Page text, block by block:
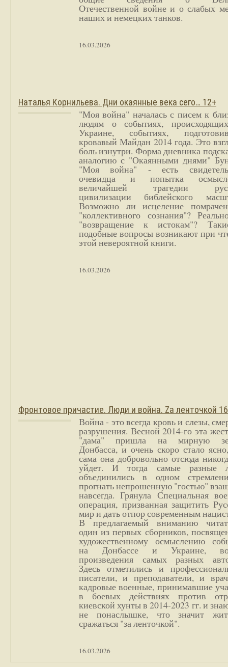
Отечественной войне и о слабых
наших и немецких танков.
16.03.2026
Наталья Корнильева. Дни окаянные века сего… 12+
"Моя война" началась с писем к
людям о событиях,
Украине, событиях,
кровавый Майдан 2014 года. Это
боль изнутри. Форма дневника
аналогию с "Окаянными днями"
"Моя война" - есть
очевидца и попытка
величайшей трагедии
цивилизации библейского
Возможно ли исцеление
"коллективного сознания"?
"возвращение к истокам"?
подобные вопросы возникают при
этой невероятной книги.
16.03.2026
Фронтовое причастие. Люди и война. Zа ленточкой
Война - это всегда кровь и слезы,
разрушения. Весной 2014-го эта
"дама" пришла на мирную
Донбасса, и очень скоро стало
сама она добровольно отсюда
уйдет. И тогда самые разные
объединились в одном
прогнать непрошенную "гостью"
навсегда. Грянула Специальная
операция, призванная защитить
мир и дать отпор современным
В предлагаемый вниманию
один из первых сборников,
художественному осмыслению
на Донбассе и Украине,
произведения самых разных
Здесь отметились и
писатели, и преподаватели, и
кадровые военные, принимавшие
в боевых действиях против
киевской хунты в 2014-2023 гг. и
не понаслышке, что значит
сражаться "за ленточкой".
16.03.2026